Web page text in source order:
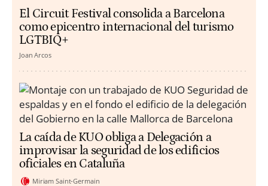
El Circuit Festival consolida a Barcelona
como epicentro internacional del turismo
LGTBIQ+
Joan Arcos
La caída de KUO obliga a Delegación a
improvisar la seguridad de los edificios
oficiales en Cataluña
Miriam Saint-Germain